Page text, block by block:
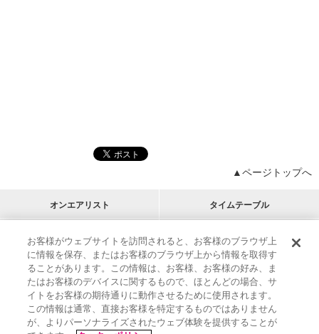
▲ページトップへ
オンエアリスト タイムテーブル
プログラムリスト チャート
アーティストリスト
M-ON!
RECOMMEND
リクエスト
インフォメーション | プレゼント&ご招待
MUSIC ON! TV（エムオン!）とは？ | サポート
サイト案内
| エムオン!友の会 | クッキーの詳細
お客様がウェブサイトを訪問されると、お客様のブラウザ上
に情報を保存、またはお客様のブラウザ上から情報を取得す
ることがあります。この情報は、お客様、お客様の好み、ま
たはお客様のデバイスに関するもので、ほとんどの場合、サ
イトをお客様の期待通りに動作させるために使用されます。
この情報は通常、直接お客様を特定するものではありません
が、よりパーソナライズされたウェブ体験を提供することが